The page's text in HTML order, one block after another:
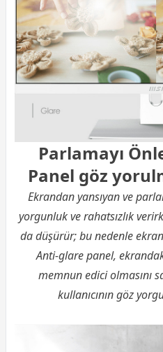
Parlamayı
Panel göz
Ekrandan yansıyan ve
yorgunluk ve rahatsızlık
da düşürür; bu nedenle
Anti-glare panel,
memnun edici olmasını
kullanıcının göz